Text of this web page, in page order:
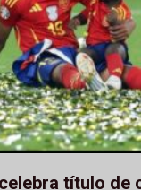
título de